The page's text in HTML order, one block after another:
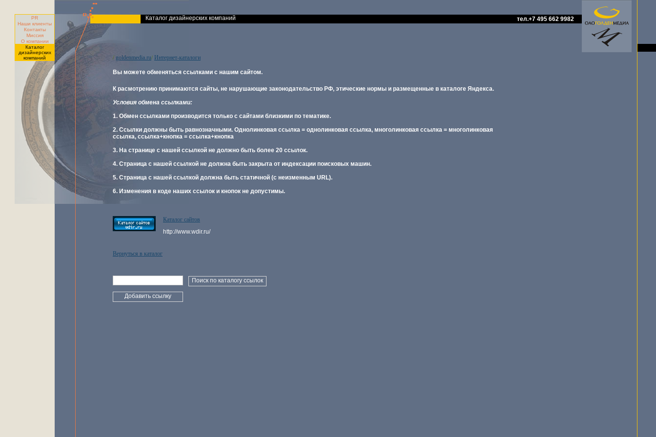
PR
Наши клиенты
Контакты
Миссия
О компании
Каталог
дизайнерских
компаний
Каталог дизайнерских компаний тел.+7 495 662 9982
/ goldenmedia.ru/ Интернет-каталоги
Вы можете обменяться ссылками с нашим сайтом.
К расмотрению принимаются сайты, не нарушающие законодательство РФ, этические нормы и размещенные в каталоге Яндекса.
Условия обмена ссылками:
1. Обмен ссылками производится только с сайтами близкими по тематике.
2. Ссылки должны быть равнозначными. Однолинковая ссылка = однолинковая ссылка, многолинковая ссылка = многолинковая
ссылка, ссылка+кнопка = ссылка+кнопка
3. На странице с нашей ссылкой не должно быть более 20 ссылок.
4. Страница с нашей ссылкой не должна быть закрыта от индексации поисковых машин.
5. Страница с нашей ссылкой должна быть статичной (с неизменным URL).
6. Изменения в коде наших ссылок и кнопок не допустимы.
Каталог сайтов
http://www.wdir.ru/
Вернуться в каталог